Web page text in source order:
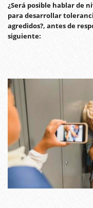
¿Será posible hablar de
para desarrollar
agredidos?, antes de
siguiente: